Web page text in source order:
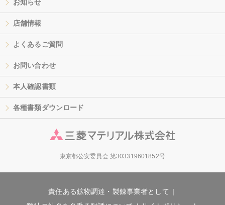
お知らせ
店舗情報
よくあるご質問
お問い合わせ
本人確認書類
各種書類ダウンロード
東京都公安委員会 第303319601852号
責任ある鉱物調達・製錬事業者として